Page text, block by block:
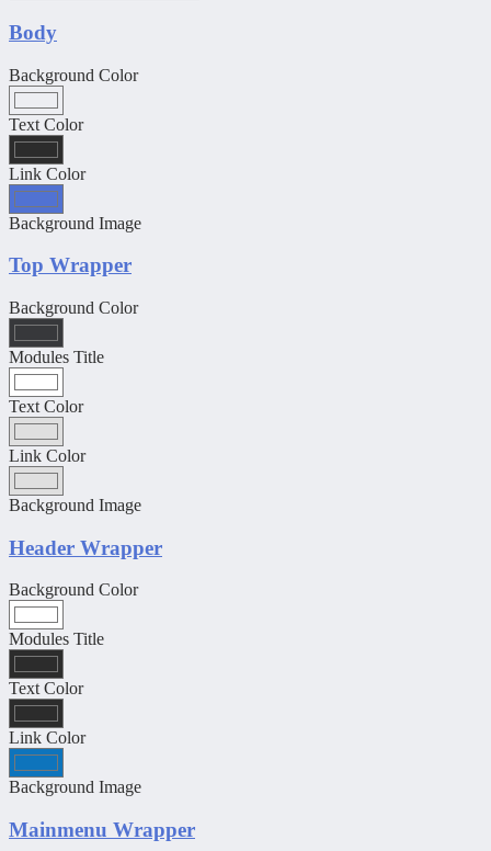
Body
Background Color
Text Color
Link Color
Background Image
Top Wrapper
Background Color
Modules Title
Text Color
Link Color
Background Image
Header Wrapper
Background Color
Modules Title
Text Color
Link Color
Background Image
Mainmenu Wrapper